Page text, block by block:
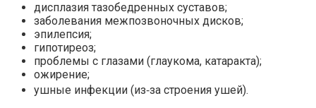
дисплазия тазобедренных суставов;
заболевания межпозвоночных дисков;
эпилепсия;
гипотиреоз;
проблемы с глазами (глаукома, катаракта);
ожирение;
ушные инфекции (из‑за строения ушей).